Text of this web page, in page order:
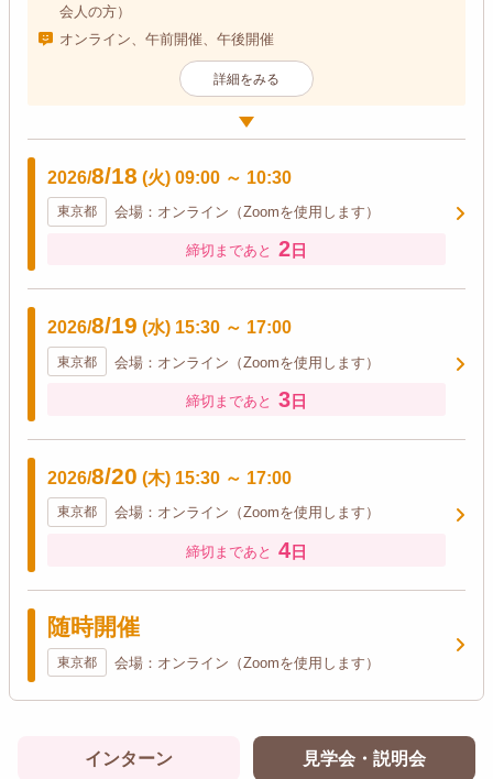
会人の方）
オンライン、午前開催、午後開催
詳細をみる
2026/8/18 (火) 09:00 ～ 10:30
東京都 会場：オンライン（Zoomを使用します）
締切まであと 2日
2026/8/19 (水) 15:30 ～ 17:00
東京都 会場：オンライン（Zoomを使用します）
締切まであと 3日
2026/8/20 (木) 15:30 ～ 17:00
東京都 会場：オンライン（Zoomを使用します）
締切まであと 4日
随時開催
東京都 会場：オンライン（Zoomを使用します）
インターン 見学会・説明会